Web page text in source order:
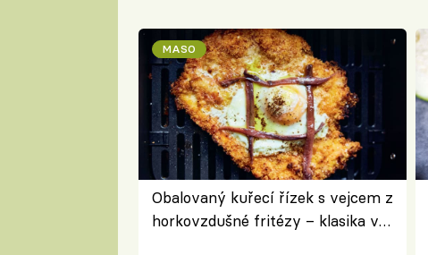
MASO
Obalovaný kuřecí řízek s vejcem z
horkovzdušné fritézy – klasika v